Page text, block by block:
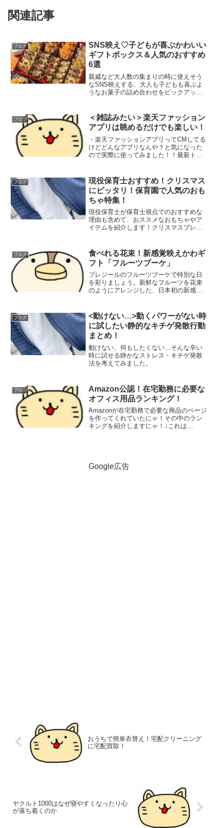
関連記事
ブログ
SNS映え♡子どもが喜ぶかわいい
ギフトボックス＆人気のおすすめ
6選
親戚など大人数の集まりの時に使えそう
なSNS映えする、大人も子どもも喜ぶよ
うなお菓子の詰め合わせをピックアップ
ブログ
＜雑誌みたい＞楽天ファッション
アプリは眺めるだけでも楽しい！
・楽天ファッションアプリってCMしてる
けどどんなアプリなんや？と気になった
ので実際に使ってみました！！最新トレ
リ！楽天ファッション（IOS）楽天ファ
ッション（andro...
ブログ
現役保育士おすすめ！クリスマス
にピッタリ！保育園で人気のおも
ちゃ特集！
現役保育士が保育士視点でのおすすめな
理由も含めて、おススメなおもちゃやア
イテムを紹介します！クリスマスプレゼ
ブログ
食べれる花束！新感覚映えかわギ
フト「フルーツブーケ」
プレジールのフルーツブーケで特別な日
を彩りましょう。新鮮なフルーツを花束
のようにアレンジした、日本初の新感覚
ブログ
<動けない…>動くパワーがない時
に試したい静的なキチゲ発散行動
まとめ！
動けない、何もしたくない…そんな辛い
時に試せる静かなストレス・キチゲ発散
法を考えてみました。
ブログ
Amazon公認！在宅勤務に必要な
オフィス用品ランキング！
Amazonが在宅勤務で必要な商品のページ
を作ってくれていたにゃ！その中のラン
キングを紹介しますにゃ！↓これは
Google広告
おうちで簡単衣替え！宅配クリーニング
に宅配買取！
ヤクルト1000はなぜ寝やすくなったり心
が落ち着くのか